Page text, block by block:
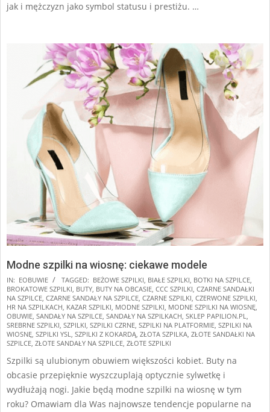
jak i mężczyzn jako symbol statusu i prestiżu. …
Modne szpilki na wiosnę: ciekawe modele
2025-
01-
27
IN: EOBUWIE TAGGED: BEŻOWE SZPILKI BIAŁE SZPILKI BOTKI NA SZPILCE
BROKATOWE SZPILKI BUTY BUTY NA OBCASIE CCC SZPILKI CZARNE SANDAŁKI
NA SZPILCE CZARNE SANDAŁY NA SZPILCE CZARNE SZPILKI CZERWONE SZPILKI
HR NA SZPILKACH KAZAR SZPILKI MODNE SZPILKI MODNE SZPILKI NA WIOSNĘ
OBUWIE SANDAŁY NA SZPILCE SANDAŁY NA SZPILKACH SKLEP PAPILION.PL
SREBRNE SZPILKI SZPILKI SZPILKI CZRNE SZPILKI NA PLATFORMIE SZPILKI NA
WIOSNĘ SZPILKI YSL SZPILKI Z KOKARDĄ ZŁOTA SZPILKA ZŁOTE SANDAŁKI NA
SZPILCE ZŁOTE SANDAŁY NA SZPILCE ZŁOTE SZPILKI
Szpilki są ulubionym obuwiem większości kobiet. Buty na
obcasie przepięknie wyszczuplają optycznie sylwetkę i
wydłużają nogi. Jakie będą modne szpilki na wiosnę w tym
roku? Omawiam dla Was najnowsze tendencje popularne na